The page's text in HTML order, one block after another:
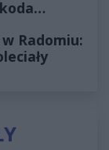
Radomiu: